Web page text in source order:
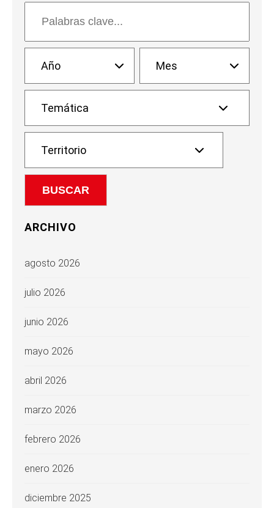
ARCHIVO
agosto 2026
julio 2026
junio 2026
mayo 2026
abril 2026
marzo 2026
febrero 2026
enero 2026
diciembre 2025